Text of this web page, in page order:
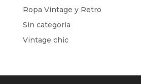
Ropa Vintage y Retro
Sin categoría
Vintage chic